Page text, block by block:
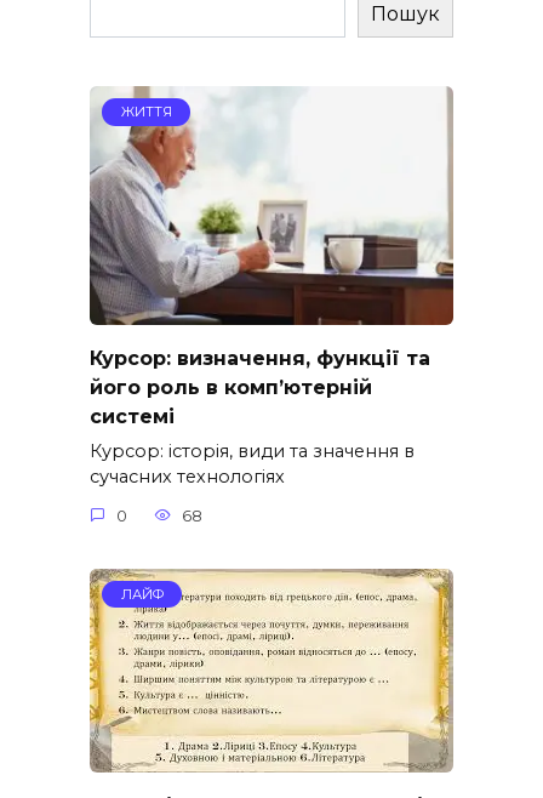
Пошук
ЖИТТЯ
Курсор: визначення, функції та
його роль в комп’ютерній
системі
Курсор: історія, види та значення в
сучасних технологіях
0 68
ЛАЙФ